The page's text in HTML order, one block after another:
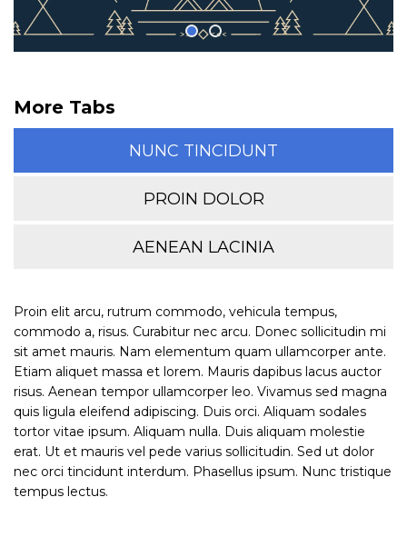
More Tabs
NUNC TINCIDUNT
PROIN DOLOR
AENEAN LACINIA
Proin elit arcu, rutrum commodo, vehicula tempus,
commodo a, risus. Curabitur nec arcu. Donec sollicitudin mi
sit amet mauris. Nam elementum quam ullamcorper ante.
Etiam aliquet massa et lorem. Mauris dapibus lacus auctor
risus. Aenean tempor ullamcorper leo. Vivamus sed magna
quis ligula eleifend adipiscing. Duis orci. Aliquam sodales
tortor vitae ipsum. Aliquam nulla. Duis aliquam molestie
erat. Ut et mauris vel pede varius sollicitudin. Sed ut dolor
nec orci tincidunt interdum. Phasellus ipsum. Nunc tristique
tempus lectus.